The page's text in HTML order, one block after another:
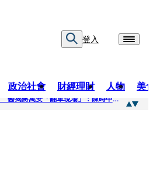
登入
政治社會 財經理財 人物 美
慈濟買BNT遭詐10.6億！ 醫揭蔣萬安「翻車現場」：陳時中當年是阻止被騙